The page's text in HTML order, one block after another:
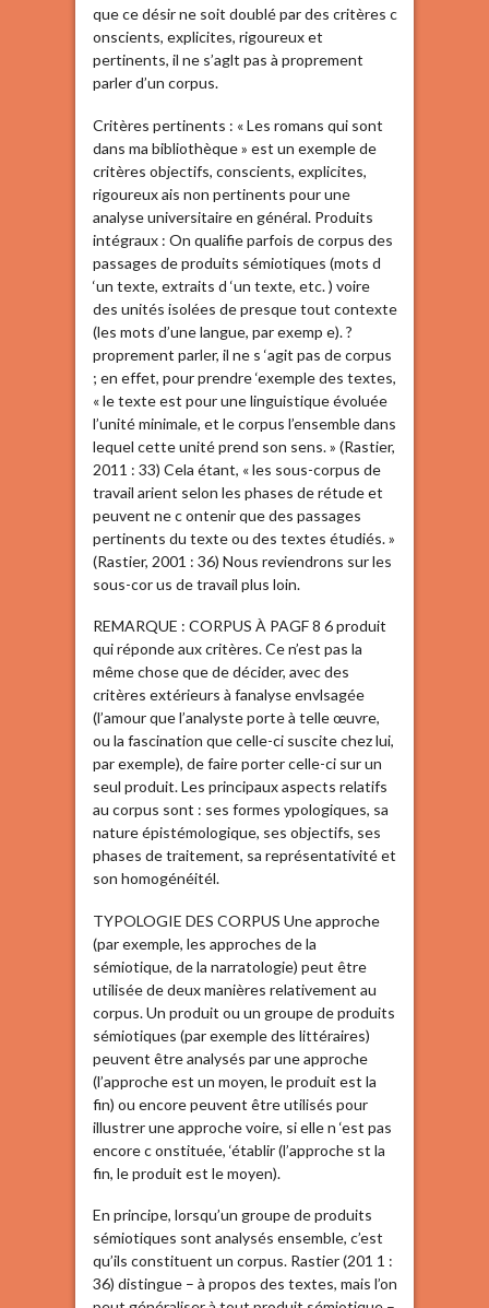
que ce désir ne soit doublé par des critères c
onscients, explicites, rigoureux et
pertinents, il ne s’aglt pas à proprement
parler d’un corpus.
Critères pertinents : « Les romans qui sont
dans ma bibliothèque » est un exemple de
critères objectifs, conscients, explicites,
rigoureux ais non pertinents pour une
analyse universitaire en général. Produits
intégraux : On qualifie parfois de corpus des
passages de produits sémiotiques (mots d
‘un texte, extraits d ‘un texte, etc. ) voire
des unités isolées de presque tout contexte
(les mots d’une langue, par exemp e). ?
proprement parler, il ne s ‘agit pas de corpus
; en effet, pour prendre ‘exemple des textes,
« le texte est pour une linguistique évoluée
l’unité minimale, et le corpus l’ensemble dans
lequel cette unité prend son sens. » (Rastier,
2011 : 33) Cela étant, « les sous-corpus de
travail arient selon les phases de rétude et
peuvent ne c ontenir que des passages
pertinents du texte ou des textes étudiés. »
(Rastier, 2001 : 36) Nous reviendrons sur les
sous-cor us de travail plus loin.
REMARQUE : CORPUS À PAGF 8 6 produit
qui réponde aux critères. Ce n’est pas la
même chose que de décider, avec des
critères extérieurs à fanalyse envlsagée
(l’amour que l’analyste porte à telle œuvre,
ou la fascination que celle-ci suscite chez lui,
par exemple), de faire porter celle-ci sur un
seul produit. Les principaux aspects relatifs
au corpus sont : ses formes ypologiques, sa
nature épistémologique, ses objectifs, ses
phases de traitement, sa représentativité et
son homogénéitél.
TYPOLOGIE DES CORPUS Une approche
(par exemple, les approches de la
sémiotique, de la narratologie) peut être
utilisée de deux manières relativement au
corpus. Un produit ou un groupe de produits
sémiotiques (par exemple des littéraires)
peuvent être analysés par une approche
(l’approche est un moyen, le produit est la
fin) ou encore peuvent être utilisés pour
illustrer une approche voire, si elle n ‘est pas
encore c onstituée, ‘établir (l’approche st la
fin, le produit est le moyen).
En principe, lorsqu’un groupe de produits
sémiotiques sont analysés ensemble, c’est
qu’ils constituent un corpus. Rastier (201 1 :
36) distingue – à propos des textes, mais l’on